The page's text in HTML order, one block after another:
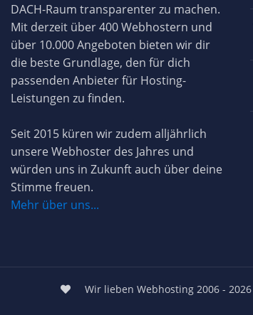
DACH-Raum transparenter zu machen.
Mit derzeit über 400 Webhostern und
über 10.000 Angeboten bieten wir dir
die beste Grundlage, den für dich
passenden Anbieter für Hosting-
Leistungen zu finden.
Seit 2015 küren wir zudem alljährlich
unsere Webhoster des Jahres und
würden uns in Zukunft auch über deine
Stimme freuen.
Mehr über uns...
Wir lieben Webhosting 2006 - 2026